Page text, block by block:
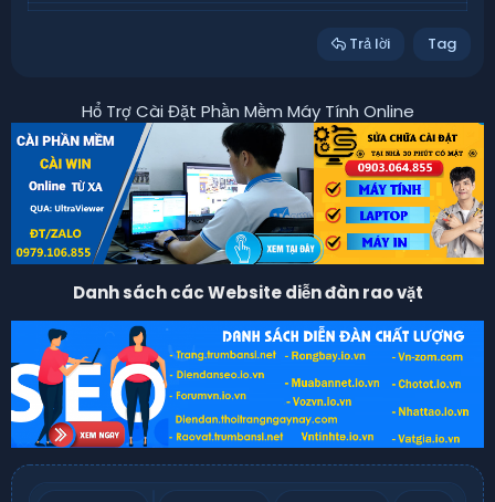
Trả lời Tag
Hổ Trợ Cài Đặt Phần Mềm Máy Tính Online
Danh sách các Website diễn đàn rao vặt